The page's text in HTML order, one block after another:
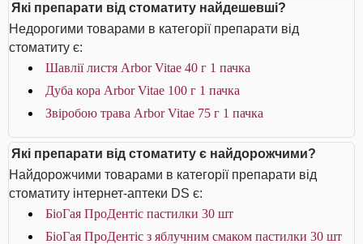
Які препарати від стоматиту найдешевші?
Недорогими товарами в категорії препарати від
стоматиту є:
Шавлії листя Arbor Vitae 40 г 1 пачка
Дуба кора Arbor Vitae 100 г 1 пачка
Звіробою трава Arbor Vitae 75 г 1 пачка
Які препарати від стоматиту є найдорожчими?
Найдорожчими товарами в категорії препарати від
стоматиту інтернет-аптеки DS є:
БіоГая ПроДентіс пастилки 30 шт
БіоГая ПроДентіс з яблучним смаком пастилки 30 шт